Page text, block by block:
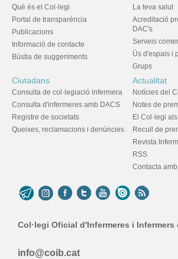
Què és el Col·legi
Portal de transparència
Publicacions
Informació de contacte
Bústia de suggeriments
La teva salut
Acreditació
DAC's
Serveis
Ús d'espais i
Grups
Ciutadans
Consulta de col·legiació infermera
Consulta d'infermeres amb DACS
Registre de societats
Queixes, reclamacions i denúncies
Actualitat
Notícies del
Notes de
El Col·legi
Recull de
Revista
RSS
Contacta
Col·legi Oficial d'Infermeres i Infermers
info@coib.cat